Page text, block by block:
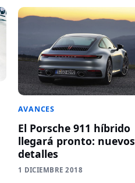
AVANCES
El Porsche 911 híbrido
llegará pronto: nuevos
detalles
1 DICIEMBRE 2018